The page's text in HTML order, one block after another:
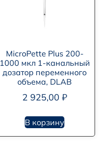
MicroPette Plus 200-
1000 мкл 1-канальный
дозатор переменного
объема, DLAB
2 925,00 ₽
В корзину